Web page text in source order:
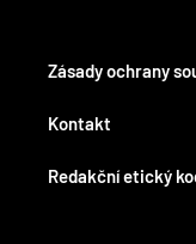
Kontakt
Redakční etický
Zásady ochrany